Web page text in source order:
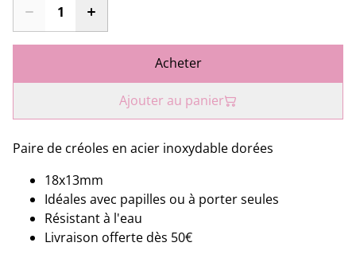
Acheter
Ajouter au panier
Paire de créoles en acier inoxydable dorées
18x13mm
Idéales avec papilles ou à porter seules
Résistant à l'eau
Livraison offerte dès 50€